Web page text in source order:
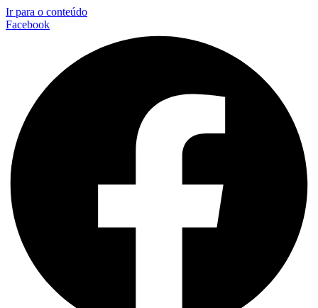
Ir para o conteúdo
Facebook